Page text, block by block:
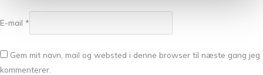
E-mail *
Gem mit navn, mail og websted i denne browser til næste gang jeg
kommenterer.